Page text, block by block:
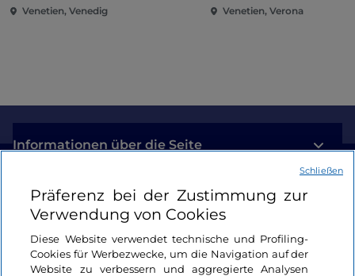
Venetien, Venedig Venetien, Verona
Informationen über die Seite
Nützliche Links
Login
Bleiben wir in Kontakt
Präferenz bei der Zustimmung zur
Verwendung von Cookies
Diese Website verwendet technische und Profiling-
Cookies für Werbezwecke, um die Navigation auf der
Website zu verbessern und aggregierte Analysen
Schließen